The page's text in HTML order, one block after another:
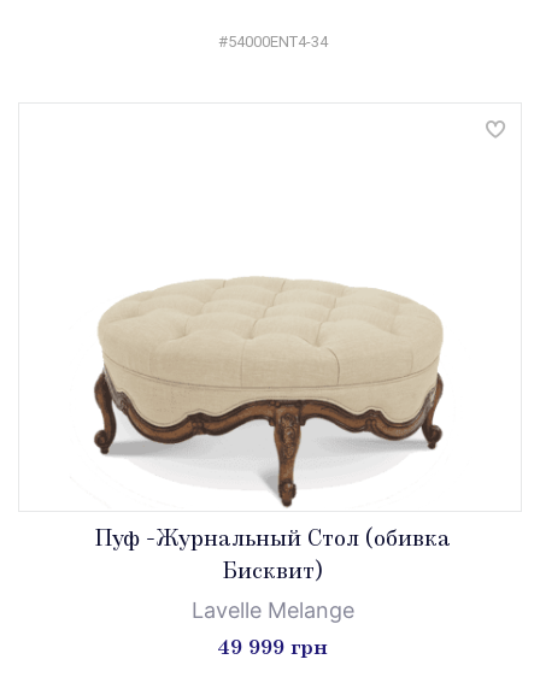
#54000ENT4-34
Пуф -Журнальный Стол (обивка
Бисквит)
Lavelle Melange
49 999 грн